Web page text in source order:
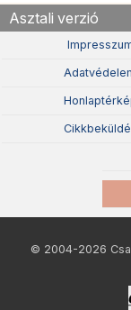
Asztali verzió
© 2004-2026